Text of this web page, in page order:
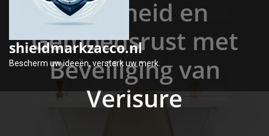
shieldmarkzacco.nl
Bescherm uw ideeën, versterk uw merk.
Veiligheid en
Gemoedsrust met
Beveiliging van
Verisure